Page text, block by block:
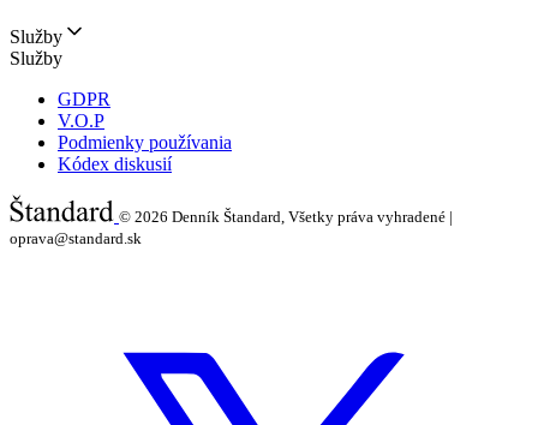
Služby
Služby
GDPR
V.O.P
Podmienky používania
Kódex diskusií
© 2026 Denník Štandard, Všetky práva vyhradené |
oprava@standard.sk